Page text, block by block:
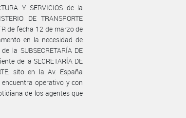
Y SERVICIOS de la
DE TRANSPORTE
de fecha 12 de marzo de
en la necesidad de
la SUBSECRETARÍA DE
de la SECRETARÍA DE
sito en la Av. España
operativo y con
de los agentes que